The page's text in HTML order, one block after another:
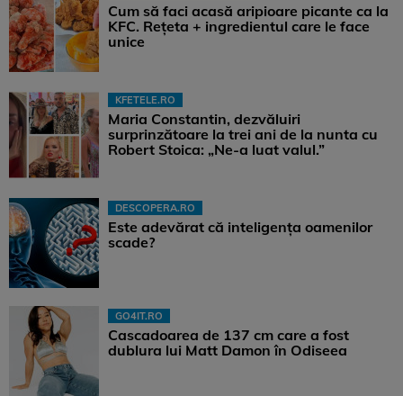
Cum să faci acasă aripioare picante ca la
KFC. Rețeta + ingredientul care le face
unice
KFETELE.RO
Maria Constantin, dezvăluiri
surprinzătoare la trei ani de la nunta cu
Robert Stoica: „Ne-a luat valul.”
DESCOPERA.RO
Este adevărat că inteligența oamenilor
scade?
GO4IT.RO
Cascadoarea de 137 cm care a fost
dublura lui Matt Damon în Odiseea